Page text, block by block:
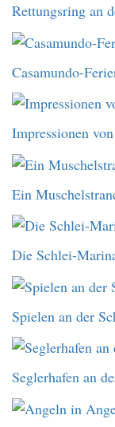
Rettungsring an
Casamundo-
Impressionen
Ein
Die Schlei-
Spielen an der
Seglerhafen an